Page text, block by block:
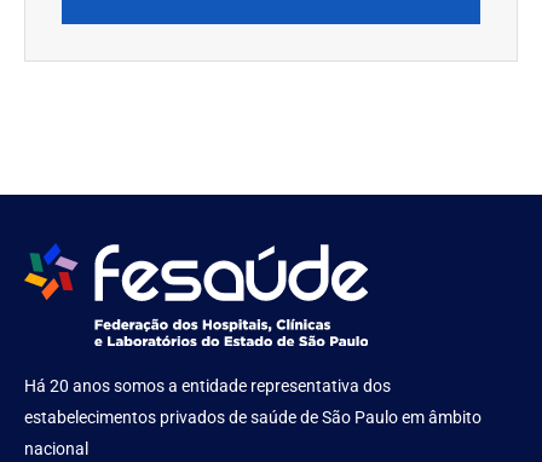
Há 20 anos somos a entidade representativa dos
estabelecimentos privados de saúde de São Paulo em âmbito
nacional